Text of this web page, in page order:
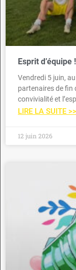
Esprit d’équipe !
Vendredi 5 juin,
partenaires de fin
convivialité et
LIRE LA SUITE >>
12 juin 2026